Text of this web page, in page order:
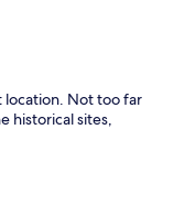
location. Not too far
historical sites,